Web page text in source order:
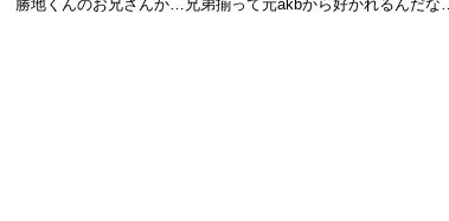
勝地くんのお兄さんか…兄弟揃って元akbから好かれるんだな…